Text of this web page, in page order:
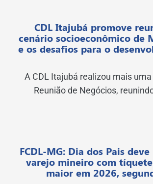
CDL Itajubá promove
cenário socioeconômico de
e os desafios para o
A CDL Itajubá realizou mais
Reunião de Negócios,
FCDL-MG: Dia dos Pais
varejo mineiro com
maior em 2026,